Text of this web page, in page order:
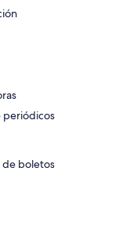
periódicos
de boletos